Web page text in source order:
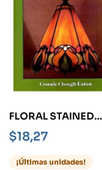
FLORAL STAINED
GLASS
46 FULL-SIZE
PATTERNS
$18,27
¡Últimas unidades!